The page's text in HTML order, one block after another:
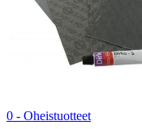
0 - Oheistuotteet